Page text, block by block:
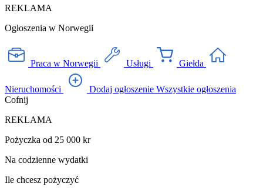
REKLAMA
Ogłoszenia w Norwegii
Praca w Norwegii Usługi Giełda
Nieruchomości Dodaj ogłoszenie Wszystkie ogłoszenia
Cofnij
REKLAMA
Pożyczka od 25 000 kr
Na codzienne wydatki
Ile chcesz pożyczyć